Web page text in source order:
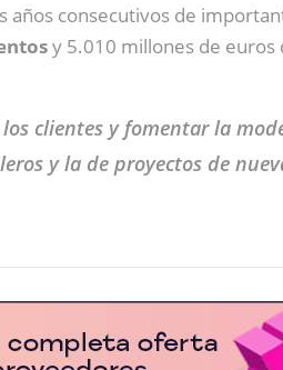
años consecutivos de
y 5.010 millones de euros
clientes y fomentar la
y la de proyectos de